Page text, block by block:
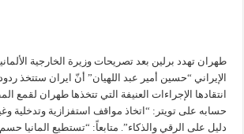
طهران تهدد برلين بعد تصريحات وزيرة الخارجية
الإيراني “حسين أمير عبد اللهيان” أنّ ايران ستتخذ ردود
انتقادها الإجراءات العنيفة التي تتخذها طهران لقمع
حسابه على تويتر: “اتخاذ مواقف استفزازية وتدخلية
دليل على الرقي والذكاء”. متابعاً: “تستطيع المانيا